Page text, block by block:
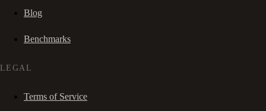
Blog
Benchmarks
LEGAL
Terms of Service